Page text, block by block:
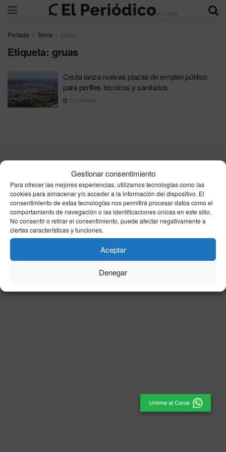
Gestionar consentimiento
Para ofrecer las mejores experiencias, utilizamos tecnologías como las
cookies para almacenar y/o acceder a la información del dispositivo. El
consentimiento de estas tecnologías nos permitirá procesar datos como el
comportamiento de navegación o las identificaciones únicas en este sitio.
No consentir o retirar el consentimiento, puede afectar negativamente a
ciertas características y funciones.
Aceptar
Denegar
Portada Tema gruas
Etiqueta: gruas
Ceuta lanza nuevas plazas de empleo público
para perfiles técnicos y sanitarios
21/04/2026
Publicidad Aviso Legal
Política de privacidad
Política de cookies
Unpu Group Solutions SL
El Periódico de Ceuta - Medio de Comunicación